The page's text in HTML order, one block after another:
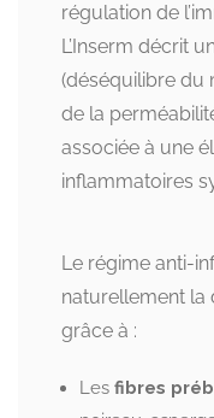
régulation de
L’Inserm décrit
(déséquilibre du
de la
associée à une
inflammatoires
Le régime anti-
naturellement la
grâce à :
Les fibres